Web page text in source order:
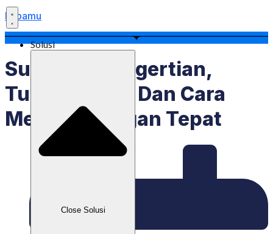
Labamu
Solusi
Close Solusi
Supplier: Pengertian,
Tugas, Jenis, Dan Cara
Memilih Dengan Tepat